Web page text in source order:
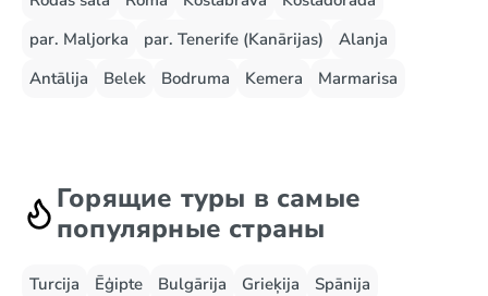
par. Maljorka
par. Tenerife (Kanārijas)
Alanja
Antālija
Belek Bodruma Kemera Marmarisa
Горящие туры в самые
популярные страны
Turcija Ēģipte Bulgārija Grieķija
Spānija